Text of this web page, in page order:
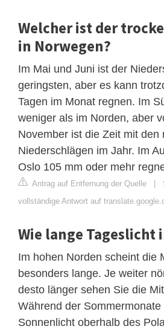
Welcher ist der
in Norwegen?
Im Mai und Juni ist der
geringsten, aber es kann
Tagen im Monat regnen. Im
weniger als im Norden, aber
November ist die Zeit mit den
Niederschlägen im Jahr. Im
Oslo 105 mm oder mehr
Antrag auf Entfernung der Quelle |
vollständige Antwort auf
Wie lange Tageslicht
Im hohen Norden scheint die
besonders lange. Je weiter
desto länger sehen Sie die
Während der
Sonnenlicht oberhalb des